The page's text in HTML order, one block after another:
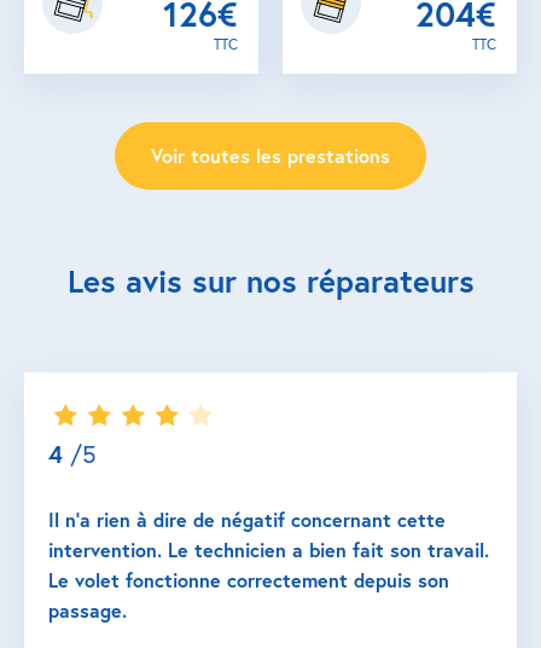
126€
TTC
204€
TTC
Voir toutes les prestations
Les avis sur nos réparateurs
4 /5
Il n’a rien à dire de négatif concernant cette
intervention. Le technicien a bien fait son travail.
Le volet fonctionne correctement depuis son
passage.